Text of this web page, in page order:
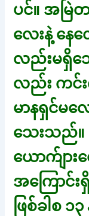
ပင်။ အမြဲ
လေးနဲ့ နေ
လည်းမရှိသေ
လည်း ကင်း
မာနရှင်မ
သေးသည်
ယောက်ျာ
အကြောင်
ဖြစ်ခါစ